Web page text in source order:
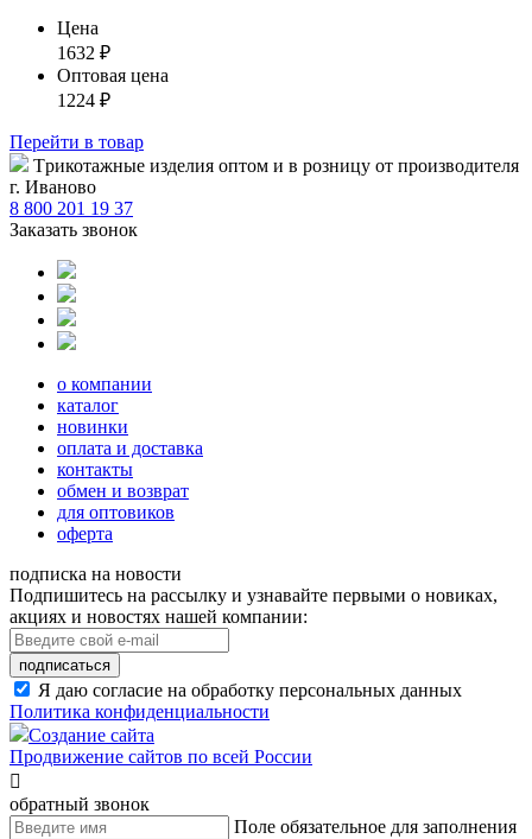
Цена
1632 ₽
Оптовая цена
1224 ₽
Перейти в товар
Tрикотажные изделия оптом и в розницу от производителя
г. Иваново
8 800 201 19 37
Заказать звонок
о компании
каталог
новинки
оплата и доставка
контакты
обмен и возврат
для оптовиков
оферта
подписка на новости
Подпишитесь на рассылку и узнавайте первыми о новиках,
акциях и новостях нашей компании:
подписаться
Я даю согласие на обработку персональных данных
Политика конфиденциальности
Создание сайта
Продвижение сайтов по всей России

обратный звонок
Поле обязательное для заполнения